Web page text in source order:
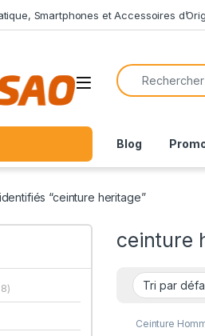
Smartphones et Accessoires
Open
Search for:
Blog
“ceinture heritage”
ceinture
Ceinture